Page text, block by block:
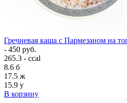
Гречневая каша с Пармезаном на
- 450 руб.
265.3 - ccal
8.6 б
17.5 ж
15.9 у
В корзину